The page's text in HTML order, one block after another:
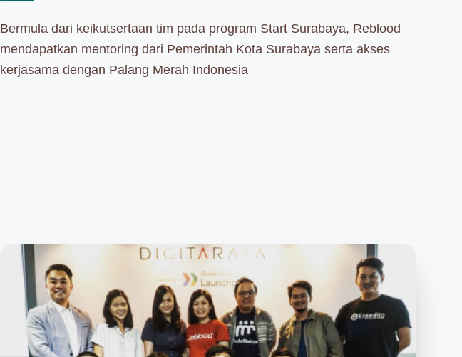
Bermula dari keikutsertaan tim pada program Start Surabaya, Reblood
mendapatkan mentoring dari Pemerintah Kota Surabaya serta akses
kerjasama dengan Palang Merah Indonesia